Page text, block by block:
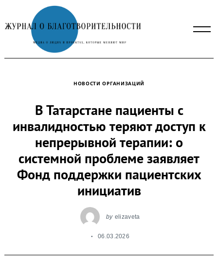
to
content
НОВОСТИ ОРГАНИЗАЦИЙ
В Татарстане пациенты с
инвалидностью теряют доступ к
непрерывной терапии: о
системной проблеме заявляет
Фонд поддержки пациентских
инициатив
by elizaveta
06.03.2026